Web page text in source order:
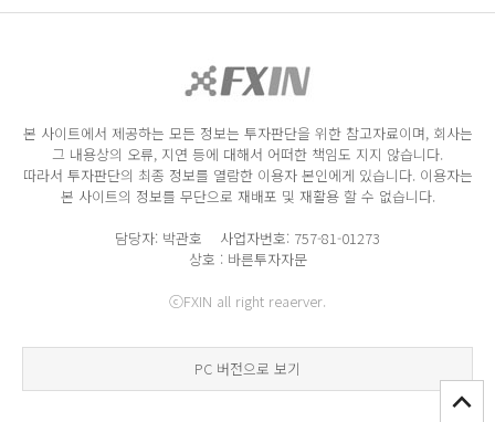
본 사이트에서 제공하는 모든 정보는 투자판단을 위한 참고자료이며, 회사는
그 내용상의 오류, 지연 등에 대해서 어떠한 책임도 지지 않습니다.
따라서 투자판단의 최종 정보를 열람한 이용자 본인에게 있습니다. 이용자는
본 사이트의 정보를 무단으로 재배포 및 재활용 할 수 없습니다.
담당자: 박관호 사업자번호: 757-81-01273
상호 : 바른투자자문
ⓒFXIN all right reaerver.
PC 버전으로 보기